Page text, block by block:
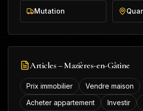
Mutation
Articles –Mazières-en-Gâtine
Prix immobilier
Vendre maison
Acheter appartement
Investir